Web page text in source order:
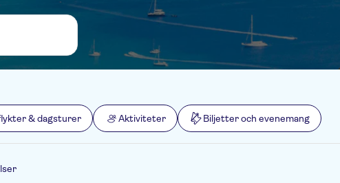
& dagsturer Aktiviteter Biljetter och evenemang